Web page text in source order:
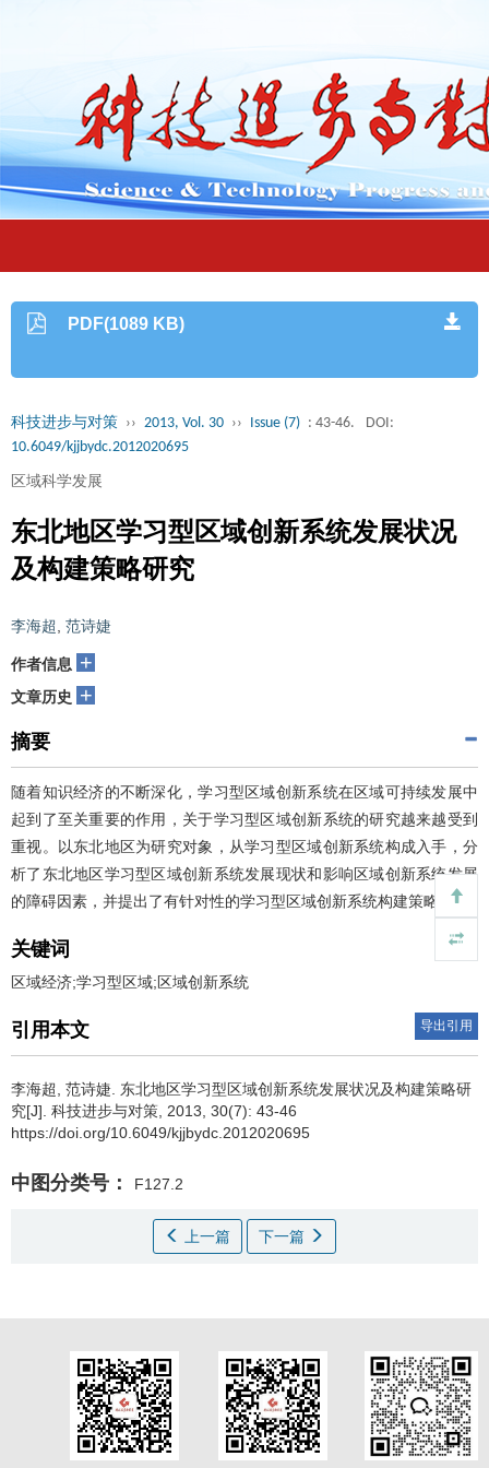
PDF(1089 KB)
科技进步与对策 ›› 2013, Vol. 30 ›› Issue (7) : 43-46.
DOI:
10.6049/kjjbydc.2012020695
区域科学发展
东北地区学习型区域创新系统发展状况
及构建策略研究
李海超 范诗婕
作者信息 +
文章历史 +
摘要
随着知识经济的不断深化，学习型区域创新系统在区域可持续发展中
起到了至关重要的作用，关于学习型区域创新系统的研究越来越受到
重视。以东北地区为研究对象，从学习型区域创新系统构成入手，分
析了东北地区学习型区域创新系统发展现状和影响区域创新系统发展
的障碍因素，并提出了有针对性的学习型区域创新系统构建策略。
关键词
区域经济;学习型区域;区域创新系统
引用本文 导出引用
李海超 范诗婕 东北地区学习型区域创新系统发展状况及构建策略研
究[J]. 科技进步与对策, 2013, 30(7): 43-46
https://doi.org/10.6049/kjjbydc.2012020695
中图分类号： F127.2
上一篇 下一篇